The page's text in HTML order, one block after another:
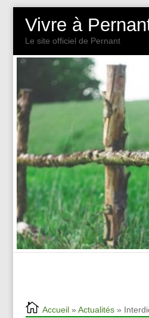
Vivre à
Le site officiel de Pernant
Accueil» Actualités»